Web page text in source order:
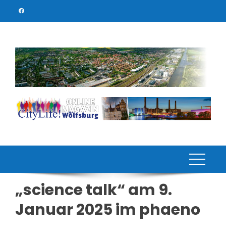
„science talk“ am 9.
Januar 2025 im phaeno